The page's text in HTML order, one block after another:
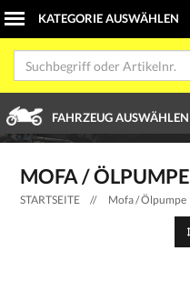
FAHRZEUG AUSWÄHLEN
MOFA / ÖLPUMPE
STARTSEITE // Mofa / Ölpumpe